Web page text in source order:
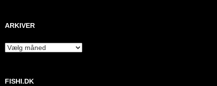
ARKIVER
Arkiver
FISHI.DK